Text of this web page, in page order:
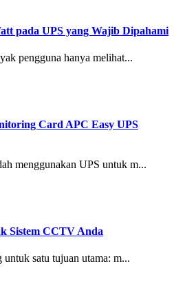
pada UPS yang Wajib Dipahami
pengguna hanya melihat...
Card APC Easy UPS
menggunakan UPS untuk m...
Sistem CCTV Anda
satu tujuan utama: m...